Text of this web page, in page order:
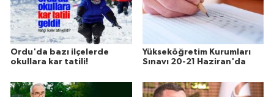
Ordu'da bazı ilçelerde
okullara kar tatili!
Yükseköğretim Kurumları
Sınavı 20-21 Haziran'da